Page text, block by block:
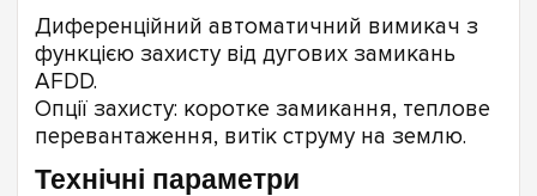
Диференційний автоматичний вимикач з
функцією захисту від дугових замикань
AFDD.
Опції захисту: коротке замикання, теплове
перевантаження, витік струму на землю.
Технічні параметри